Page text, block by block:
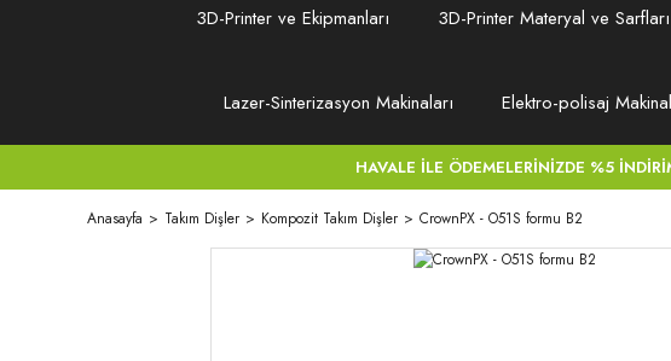
3D-Printer ve Ekipmanları 3D-Printer Materyal ve Sarfları
Lazer-Sinterizasyon Makinaları Elektro-polisaj
HAVALE İLE ÖDEMELERİNİZDE %5
Anasayfa Takım Dişler Kompozit Takım Dişler CrownPX - O51S formu B2